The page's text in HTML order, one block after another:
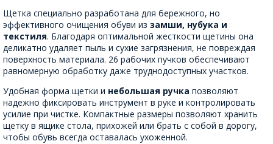
Щетка специально разработана для бережного, но
эффективного очищения обуви из замши, нубука и
текстиля. Благодаря оптимальной жесткости щетины она
деликатно удаляет пыль и сухие загрязнения, не повреждая
поверхность материала. 26 рабочих пучков обеспечивают
равномерную обработку даже труднодоступных участков.
Удобная форма щетки и небольшая ручка позволяют
надежно фиксировать инструмент в руке и контролировать
усилие при чистке. Компактные размеры позволяют хранить
щетку в ящике стола, прихожей или брать с собой в дорогу,
чтобы обувь всегда оставалась ухоженной.